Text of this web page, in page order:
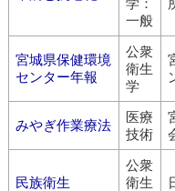
学：
一般
宮城県保健環境
センター年報
公衆
衛生
学
みやぎ作業療法
医療
技術
民族衛生
公衆
衛生